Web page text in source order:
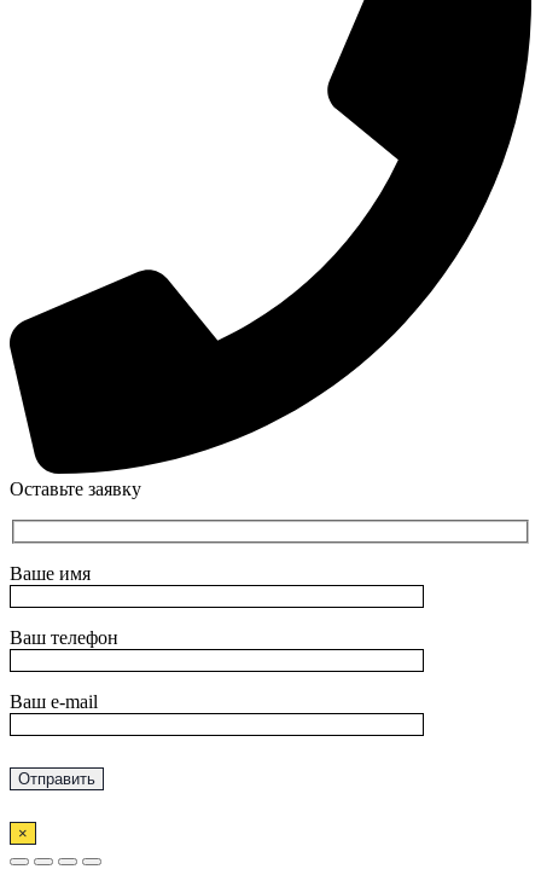
Оставьте заявку
Ваше имя
Ваш телефон
Ваш e-mail
×